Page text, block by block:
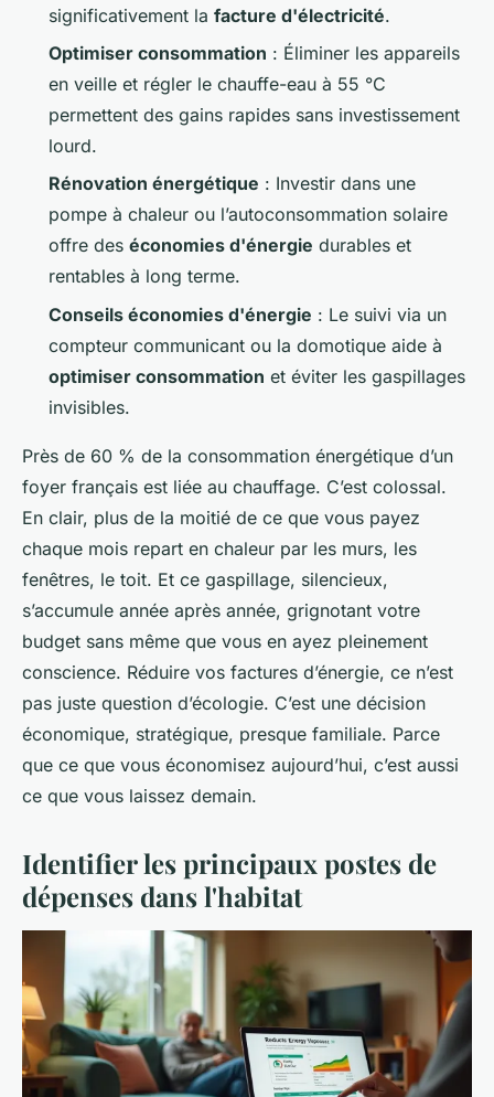
significativement la facture d'électricité.
Optimiser consommation : Éliminer les appareils
en veille et régler le chauffe-eau à 55 °C
permettent des gains rapides sans investissement
lourd.
Rénovation énergétique : Investir dans une
pompe à chaleur ou l’autoconsommation solaire
offre des économies d'énergie durables et
rentables à long terme.
Conseils économies d'énergie : Le suivi via un
compteur communicant ou la domotique aide à
optimiser consommation et éviter les gaspillages
invisibles.
Près de 60 % de la consommation énergétique d’un
foyer français est liée au chauffage. C’est colossal.
En clair, plus de la moitié de ce que vous payez
chaque mois repart en chaleur par les murs, les
fenêtres, le toit. Et ce gaspillage, silencieux,
s’accumule année après année, grignotant votre
budget sans même que vous en ayez pleinement
conscience. Réduire vos factures d’énergie, ce n’est
pas juste question d’écologie. C’est une décision
économique, stratégique, presque familiale. Parce
que ce que vous économisez aujourd’hui, c’est aussi
ce que vous laissez demain.
Identifier les principaux postes de
dépenses dans l'habitat